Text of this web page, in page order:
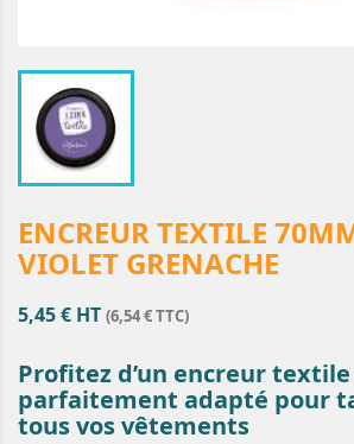
ENCREUR TEXTILE
VIOLET GRENACHE
5,45 € HT (6,54 € TTC)
Profitez d’un encreur
parfaitement adapté pour
tous vos vêtements